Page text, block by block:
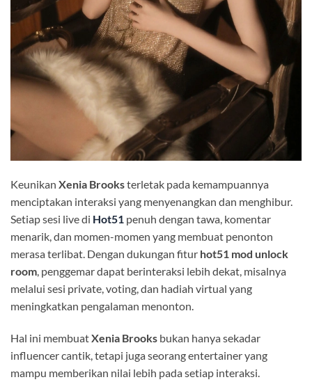
Keunikan Xenia Brooksterletak pada kemampuannya
menciptakan interaksi yang menyenangkan dan menghibur.
Setiap sesi live di Hot51 penuh dengan tawa, komentar
menarik, dan momen-momen yang membuat penonton
merasa terlibat. Dengan dukungan fitur hot51 mod unlock
room , penggemar dapat berinteraksi lebih dekat, misalnya
melalui sesi private, voting, dan hadiah virtual yang
meningkatkan pengalaman menonton.
Hal ini membuatXenia Brooks bukan hanya sekadar
influencer cantik, tetapi juga seorang entertainer yang
mampu memberikan nilai lebih pada setiap interaksi.